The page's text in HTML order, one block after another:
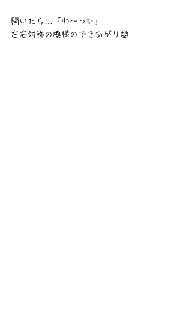
開いたら…「わ〜っ✨️」
左右対称の模様のできあがり😊